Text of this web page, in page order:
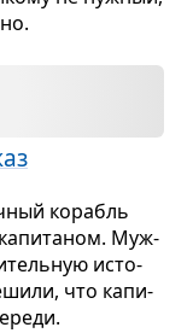
корабль
Муж­
исто­
что капи­